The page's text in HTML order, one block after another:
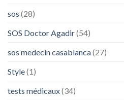
sos (28)
SOS Doctor Agadir(54)
sos medecin casablanca(27)
Style(1)
tests médicaux(34)